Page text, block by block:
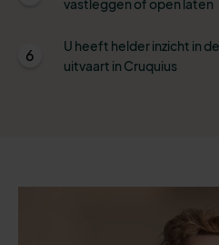
vastleggen of open laten
6
U heeft helder inzicht in
uitvaart in Cruquius